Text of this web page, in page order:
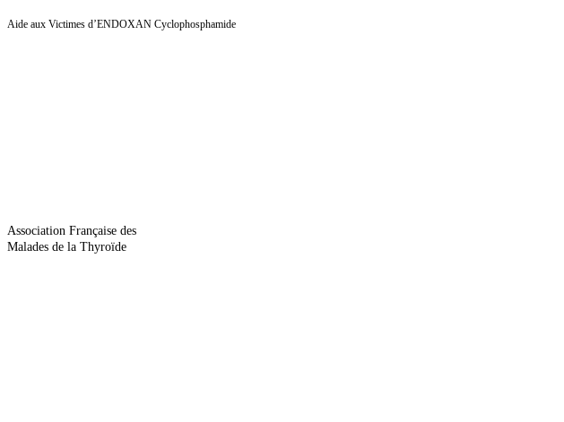
Aide aux Victimes d’ENDOXAN Cyclophosphamide
Association Française des
Malades de la Thyroïde